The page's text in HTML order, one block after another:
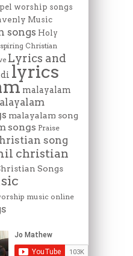
worship songs
Music
songs Holy
Christian
Lyrics and
lyrics
malayalam
malayalam song
songs Praise
song
christian
Songs
music online